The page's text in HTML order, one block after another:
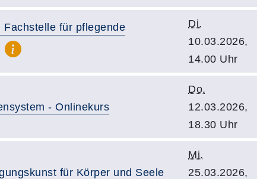
Fachstelle für pflegende
Di.
10.03.2026,
14.00 Uhr
- Onlinekurs
Do.
12.03.2026,
18.30 Uhr
für Körper und Seele
Mi.
25.03.2026,